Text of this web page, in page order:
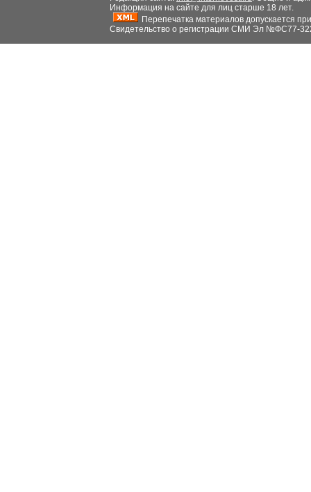
Информация на сайте для лиц старше 18 лет.
Перепечатка материалов допускается
Свидетельство о регистрации СМИ Эл №ФС77-